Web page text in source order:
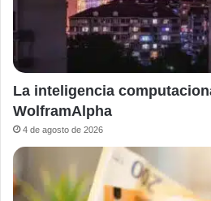
La inteligencia
WolframAlpha
4 de agosto de 2026